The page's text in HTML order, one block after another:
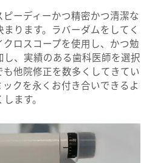
ーディーかつ精密かつ清潔な
ります。ラバーダムをしてく
ロスコープを使用し、かつ勉
、実績のある歯科医師を選択
他院修正を数多くしてきてい
クを永くお付き合いできるよ
ます。